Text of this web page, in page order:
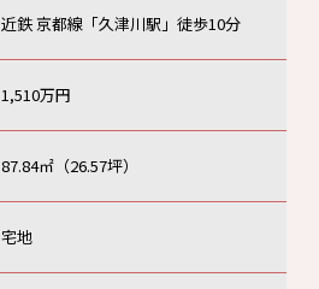
近鉄 京都線「久津川駅」徒歩10分
1,510万円
87.84㎡（26.57坪）
宅地